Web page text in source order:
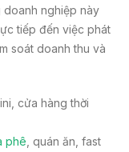
doanh nghiệp này
tiếp đến việc phát
soát doanh thu và
cửa hàng thời
phê , quán ăn, fast